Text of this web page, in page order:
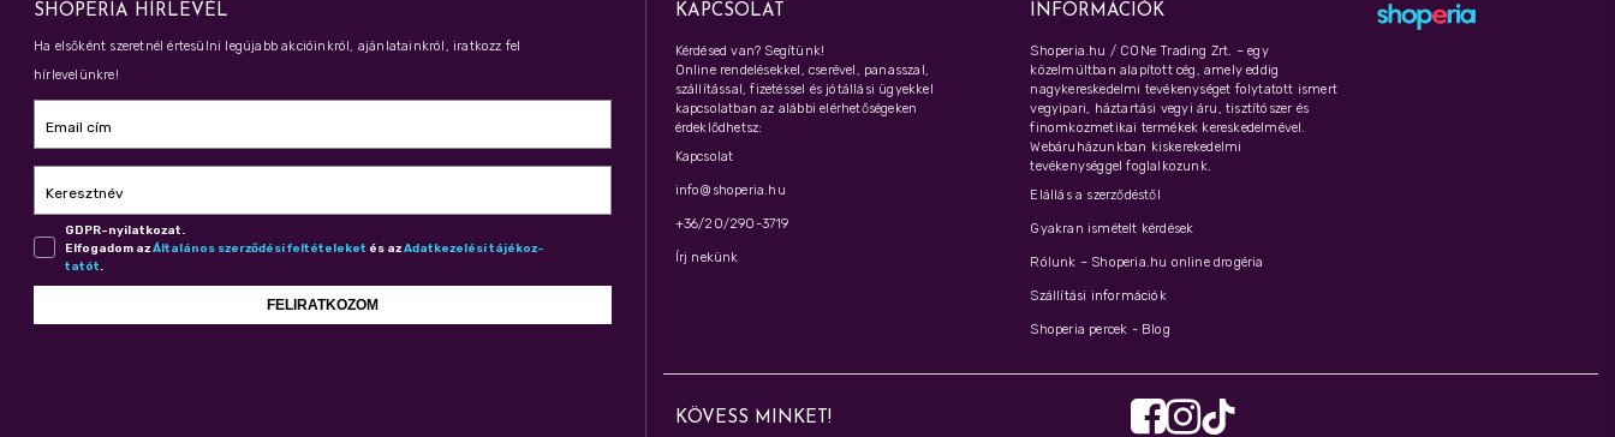
SHOPERIA HÍRLEVÉL
Ha elsőként szeretnél értesülni legújabb akcióinkról, ajánlatainkról, iratkozz fel
hírlevelünkre!
Email cím
Keresztnév
GDPR-nyilatkozat.
Elfogadom azÁl­ta­lá­nos szer­ző­dé­si fel­té­te­le­ket és azAdat­ke­ze­lé­si tá­jé­koz­
ta­tót.
FELIRATKOZOM
KAPCSOLAT
Kérdésed van? Segítünk!
Online rendelésekkel, cserével, panasszal,
szállítással, fizetéssel és jótállási ügyekkel
kapcsolatban az alábbi elérhetőségeken
érdeklődhetsz:
Kapcsolat
info@shoperia.hu
+36/20/290-3719
Írj nekünk
INFORMÁCIÓK
Shoperia.hu / CONe Trading Zrt. – egy
közelmúltban alapított cég, amely eddig
nagykereskedelmi tevékenységet folytatott ismert
vegyipari, háztartási vegyi áru, tisztítószer és
finomkozmetikai termékek kereskedelmével.
Webáruházunkban kiskerekedelmi
tevékenységgel foglalkozunk.
Elállás a szerződéstől
Gyakran ismételt kérdések
Rólunk – Shoperia.hu online drogéria
Szállítási információk
Shoperia percek - Blog
KÖVESS MINKET!